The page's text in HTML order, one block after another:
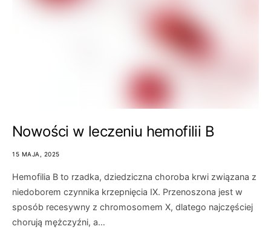
Nowości w leczeniu hemofilii B
15 MAJA, 2025
Hemofilia B to rzadka, dziedziczna choroba krwi związana z
niedoborem czynnika krzepnięcia IX. Przenoszona jest w
sposób recesywny z chromosomem X, dlatego najczęściej
chorują mężczyźni, a…